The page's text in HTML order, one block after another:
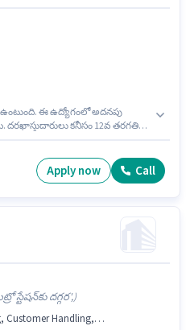
ఉంటుంది. ఈ ఉద్యోగంలో అదనపు
కనీసం 12వ తరగతి
Apply now Call
స్టేషన్‌కు దగ్గర',)
Handling Calls, Computer Knowledge